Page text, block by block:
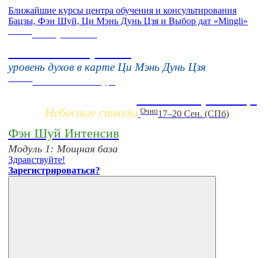
Ближайшие курсы центра обучения и консультирования
Бацзы, Фэн Шуй, Ци Мэнь Дунь Цзя и Выбор дат «Mingli»
уровень духов в карте Ци Мэнь Дунь Цзя
Небесные стволы Очно17–20 Сен. (СПб)
Фэн Шуй Интенсив
Модуль 1: Мощная база
Здравствуйте!
Зарегистрироваться?